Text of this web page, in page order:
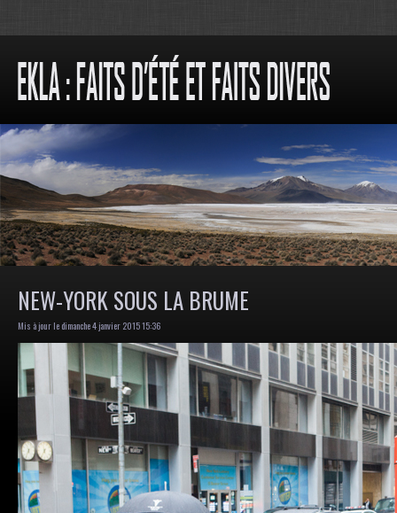
NEW-YORK SOUS LA BRUME
Mis à jour le dimanche 4 janvier 2015 15:36